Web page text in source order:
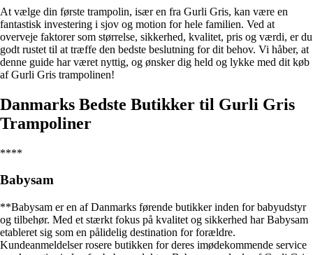
At vælge din første trampolin, især en fra Gurli Gris, kan være en
fantastisk investering i sjov og motion for hele familien. Ved at
overveje faktorer som størrelse, sikkerhed, kvalitet, pris og værdi, er du
godt rustet til at træffe den bedste beslutning for dit behov. Vi håber, at
denne guide har været nyttig, og ønsker dig held og lykke med dit køb
af Gurli Gris trampolinen!
Danmarks Bedste Butikker til Gurli Gris
Trampoliner
****
Babysam
**Babysam er en af Danmarks førende butikker inden for babyudstyr
og tilbehør. Med et stærkt fokus på kvalitet og sikkerhed har Babysam
etableret sig som en pålidelig destination for forældre.
Kundeanmeldelser rosere butikken for deres imødekommende service